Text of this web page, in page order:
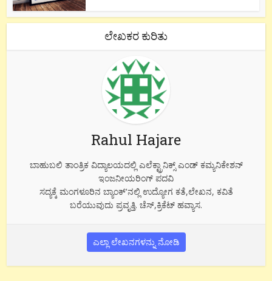
ಲೇಖಕರ ಕುರಿತು
Rahul Hajare
ಬಾಹುಬಲಿ ತಾಂತ್ರಿಕ ವಿದ್ಯಾಲಯದಲ್ಲಿ ಎಲೆಕ್ಟ್ರಾನಿಕ್ಸ್ ಎಂಡ್ ಕಮ್ಯನಿಕೇಶನ್
ಇಂಜನೀಯರಿಂಗ್ ಪದವಿ
ಸದ್ಯಕ್ಕೆ ಮಂಗಳೂರಿನ ಬ್ಯಾಂಕ್'ನಲ್ಲಿ ಉದ್ಯೋಗ ಕತೆ,ಲೇಖನ, ಕವಿತೆ
ಬರೆಯುವುದು ಪ್ರವೃತ್ತಿ. ಚೆಸ್,ಕ್ರಿಕೆಟ್ ಹವ್ಯಾಸ.
ಎಲ್ಲಾ ಲೇಖನಗಳನ್ನು ನೋಡಿ